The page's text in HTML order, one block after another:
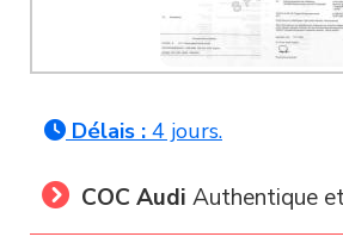
Délais : 4 jours.
COC Audi Authentique